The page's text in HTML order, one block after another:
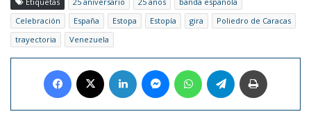
Celebración
España Estopa Estopía gira
Poliedro de Caracas
trayectoria
Venezuela
Facebook LinkedIn MessengerWhatsAppTelegram